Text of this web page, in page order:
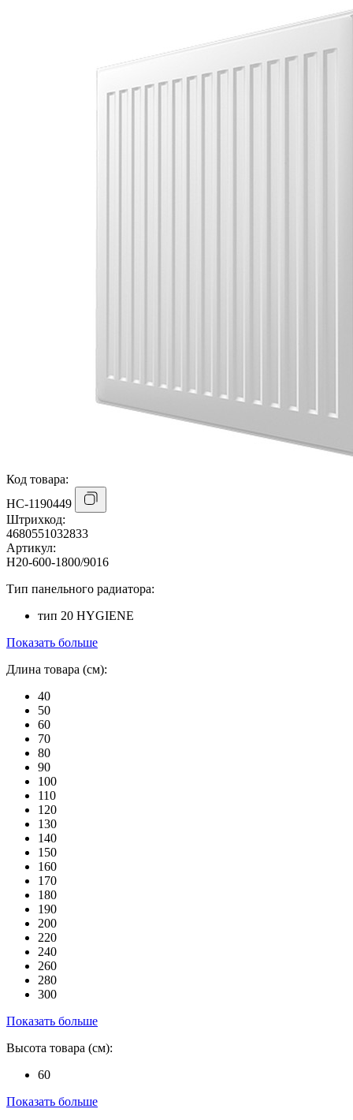
Код товара:
НС-1190449
Штрихкод:
4680551032833
Артикул:
H20-600-1800/9016
Тип панельного радиатора:
тип 20 HYGIENE
Показать больше
Длина товара (см):
40
50
60
70
80
90
100
110
120
130
140
150
160
170
180
190
200
220
240
260
280
300
Показать больше
Высота товара (см):
60
Показать больше